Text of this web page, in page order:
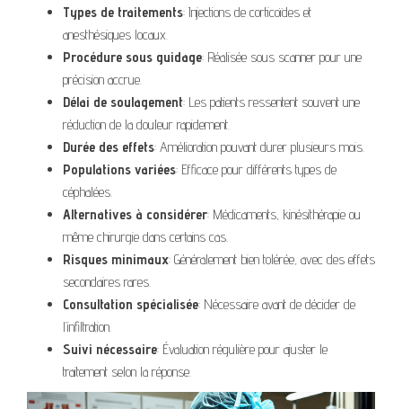
Types de traitements: Injections de corticoïdes et
anesthésiques locaux.
Procédure sous guidage: Réalisée sous scanner pour une
précision accrue.
Délai de soulagement: Les patients ressentent souvent une
réduction de la douleur rapidement.
Durée des effets: Amélioration pouvant durer plusieurs mois.
Populations variées: Efficace pour différents types de
céphalées.
Alternatives à considérer: Médicaments, kinésithérapie ou
même chirurgie dans certains cas.
Risques minimaux: Généralement bien tolérée, avec des effets
secondaires rares.
Consultation spécialisée: Nécessaire avant de décider de
l’infiltration.
Suivi nécessaire: Évaluation régulière pour ajuster le
traitement selon la réponse.